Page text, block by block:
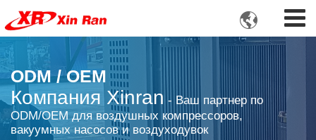

ODM / OEM
Компания Xinran - Ваш партнер по
ODM/OEM для воздушных компрессоров,
вакуумных насосов и воздуходувок